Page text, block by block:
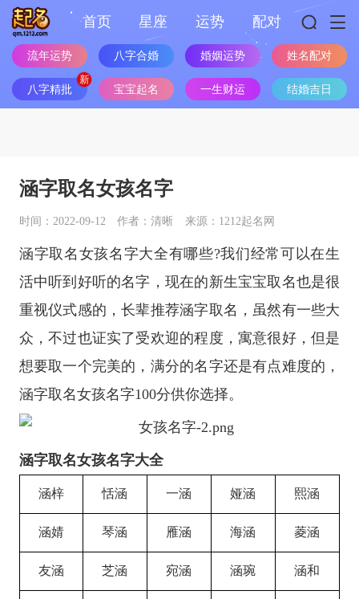
首页 星座 运势 配对
流年运势 八字合婚 婚姻运势 姓名配对
八字精批 宝宝起名 一生财运 结婚吉日
涵字取名女孩名字
时间：2022-09-12 作者：清晰 来源：1212起名网
涵字取名女孩名字大全有哪些?我们经常可以在生
活中听到好听的名字，现在的新生宝宝取名也是很
重视仪式感的，长辈推荐涵字取名，虽然有一些大
众，不过也证实了受欢迎的程度，寓意很好，但是
想要取一个完美的，满分的名字还是有点难度的，
涵字取名女孩名字100分供你选择。
涵字取名女孩名字大全
涵梓 恬涵 一涵 娅涵 熙涵
涵婧 琴涵 雁涵 海涵 菱涵
友涵 芝涵 宛涵 涵琬 涵和